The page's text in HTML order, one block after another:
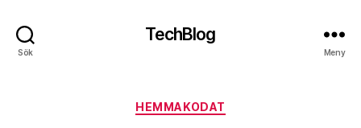
Sök
TechBlog
Meny
Kategorier
HEMMAKODAT